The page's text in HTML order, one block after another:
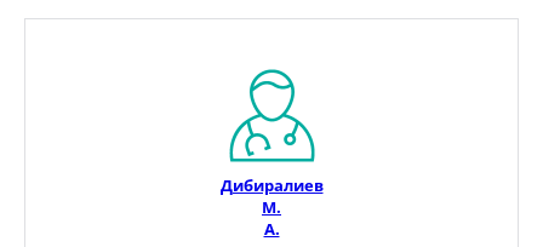
Дибиралиев
М.
А.